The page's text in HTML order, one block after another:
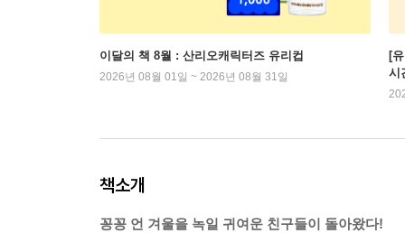
이달의 책 8월 : 산리오캐릭터즈 유리컵
2026년 08월 01일 ~ 2026년 08월 31일
[
시
책소개
꽁꽁 언 겨울을 녹일 귀여운 친구들이 돌아왔다!